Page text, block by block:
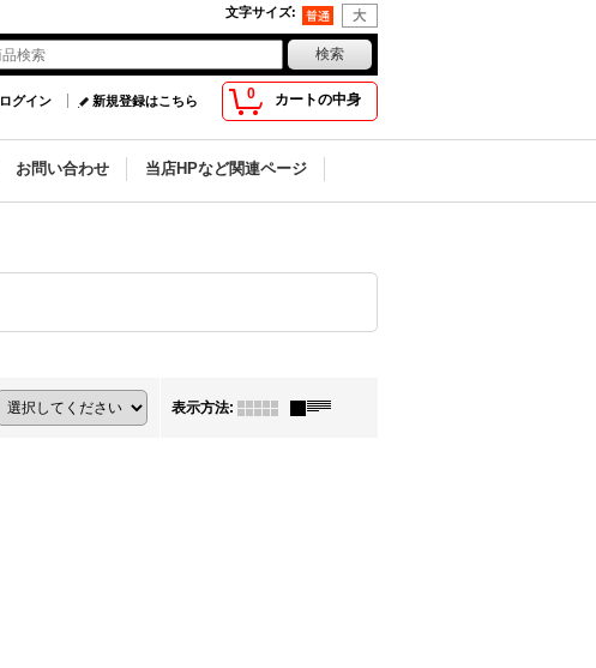
文字サイズ:
0 カートの中身
ログイン 新規登録はこちら
お問い合わせ 当店HPなど関連ページ
表示方法: